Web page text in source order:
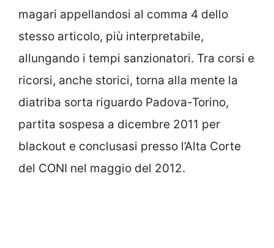
magari appellandosi al comma 4 dello
stesso articolo, più interpretabile,
allungando i tempi sanzionatori. Tra corsi e
ricorsi, anche storici, torna alla mente la
diatriba sorta riguardo Padova-Torino,
partita sospesa a dicembre 2011 per
blackout e conclusasi presso l’Alta Corte
del CONI nel maggio del 2012.